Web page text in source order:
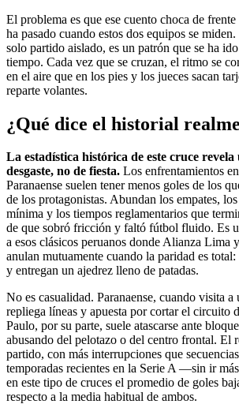
El problema es que ese cuento choca de
ha pasado cuando estos dos equipos se
solo partido aislado, es un patrón que se ha
tiempo. Cada vez que se cruzan, el ritmo se
en el aire que en los pies y los jueces sacan
reparte volantes.
¿Qué dice el historial
La estadística histórica de este cruce
desgaste, no de fiesta. Los enfrentamientos
Paranaense suelen tener menos goles de los
de los protagonistas. Abundan los empates,
mínima y los tiempos reglamentarios que
de que sobró fricción y faltó fútbol fluido. Es
a esos clásicos peruanos donde Alianza Lima
anulan mutuamente cuando la paridad es
y entregan un ajedrez lleno de patadas.
No es casualidad. Paranaense, cuando visita
repliega líneas y apuesta por cortar el circuito
Paulo, por su parte, suele atascarse ante
abusando del pelotazo o del centro frontal. El
partido, con más interrupciones que
temporadas recientes en la Serie A —sin ir
en este tipo de cruces el promedio de goles
respecto a la media habitual de ambos.